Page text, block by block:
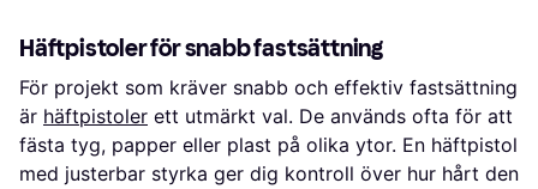
Häftpistoler för snabb fastsättning
För projekt som kräver snabb och effektiv fastsättning
är häftpistoler ett utmärkt val. De används ofta för att
fästa tyg, papper eller plast på olika ytor. En häftpistol
med justerbar styrka ger dig kontroll över hur hårt den